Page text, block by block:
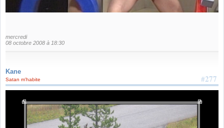
mercredi
08 octobre 2008 à 18:30
Kane
#277
Satan m'habite